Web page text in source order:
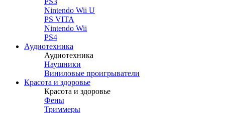
Nintendo Wii U
PS VITA
Nintendo Wii
PS4
Аудиотехника
Аудиотехника
Наушники
Виниловые проигрыватели
Красота и здоровье
Красота и здоровье
Фены
Триммеры